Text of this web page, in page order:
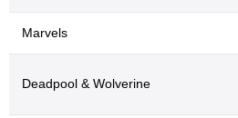
Marvels
Deadpool & Wolverine